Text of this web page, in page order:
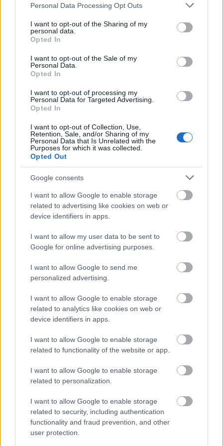
Please note that this website/app uses one or more Google
not limited to your visit or usage behaviour. You may click to
grant or deny consent to Google and its third-party tags to
use your data for below specified purposes in below Google
consent section.
Personal Data Processing Opt Outs
I want to opt-out of the Sharing of my
personal data.
Opted In
I want to opt-out of the Sale of my
Personal Data.
Opted In
I want to opt-out of processing my
Personal Data for Targeted Advertising.
Opted In
I want to opt-out of Collection, Use,
Retention, Sale, and/or Sharing of my
Personal Data that Is Unrelated with the
Purposes for which it was collected.
Opted Out
Google consents
I want to allow Google to enable storage
related to advertising like cookies on web or
device identifiers in apps.
I want to allow my user data to be sent to
Google for online advertising purposes.
I want to allow Google to send me
personalized advertising.
I want to allow Google to enable storage
related to analytics like cookies on web or
device identifiers in apps.
I want to allow Google to enable storage
related to functionality of the website or app.
I want to allow Google to enable storage
related to personalization.
I want to allow Google to enable storage
related to security, including authentication
functionality and fraud prevention, and other
user protection.
Arénában!
rerecorder•2018. július 24.
ráadásul nem is csak múltjából él a zenekar,
legutóbbi nagylemezük is teljesen rendben van,
úgyhogy a ma esti koncert szinte biztosan nagyon
erős lesz!
A metálkutya csóválja a fémfarkát:
a Judas Priest örül, hogy jelölték a
R&R Dicsőségcsarnokba
RRRecorder • 2017. október 06.
Megvannak az idei jelöltek a Rock And Roll Hall Of
Fame-be. A Radiohead első lehetséges alkalommal
Dicsőségcsarnokba is be fog. Őket ez nem izgatja
nagyon - viszont Rob Halford örülne, ha "sikerülne
kicsit lefaragni a heavy metallal kapcsolatos
előítéletekből":
Saját kávét dob piacra a Judas Priest